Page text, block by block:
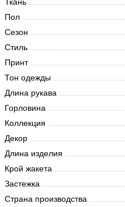
Пол
Сезон
Стиль
Принт
Тон одежды
Длина рукава
Горловина
Коллекция
Декор
Длина изделия
Крой жакета
Застежка
Страна производства